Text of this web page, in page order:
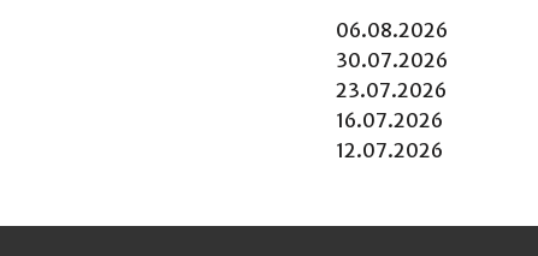
06.08.2026
30.07.2026
23.07.2026
16.07.2026
12.07.2026